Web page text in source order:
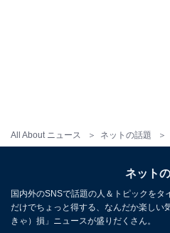
All About ニュース ネットの話題
ネット
国内外のSNSで話題の人＆トピックをタ
だけでちょっと得する、なんだか楽しい
きゃ）損」ニュースが盛りだくさん。